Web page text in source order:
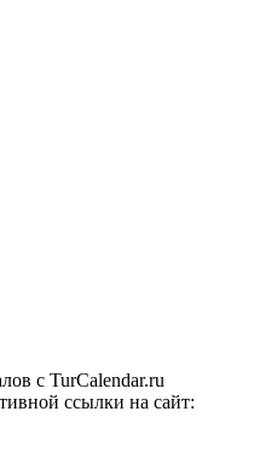
c TurCalendar.ru
ссылки на сайт: